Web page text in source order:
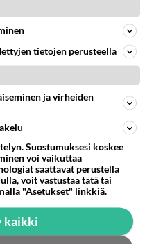
muita. :D
Kommentoi
Kommentoi
tietojen perusteella
ja virheiden
Suostumuksesi koskee
voi vaikuttaa
saattavat perustella
voit vastustaa tätä tai
"Asetukset" linkkiä.
kaikki